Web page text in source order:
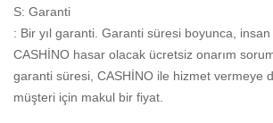
S: Garanti
: Bir yıl garanti. Garanti süresi boyunca,
CASHİNO hasar olacak ücretsiz onarım
garanti süresi, CASHİNO ile hizmet vermeye
müşteri için makul bir fiyat.